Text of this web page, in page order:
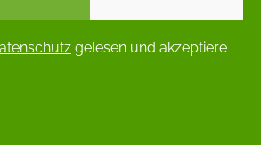
gelesen und akzeptiere